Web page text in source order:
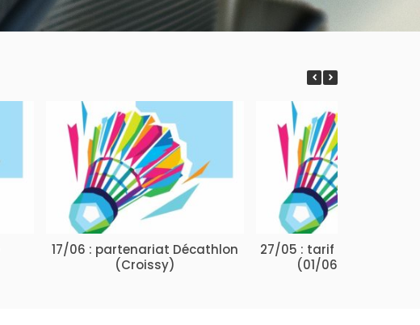
17/06 : partenariat Décathlon
(Croissy)
27/05 : tarif adhésion
(01/06 – 31/08/26)